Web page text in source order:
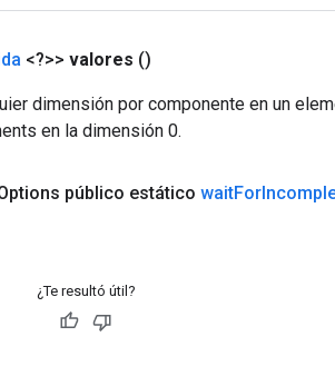
<?>> valores ()
dimensión por componente en un
en la dimensión 0.
público estático waitFor
¿Te resultó útil?